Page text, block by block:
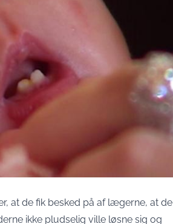
at de fik besked på af lægerne, at de
ikke pludselig ville løsne sig og